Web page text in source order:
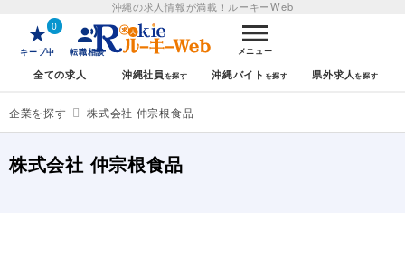
沖縄の求人情報が満載！ ルーキーWeb
0
キープ中 転職相談 メニュー
全ての求人 沖縄社員 沖縄バイト 県外求人
企業を探す 株式会社 仲宗根食品
株式会社 仲宗根食品